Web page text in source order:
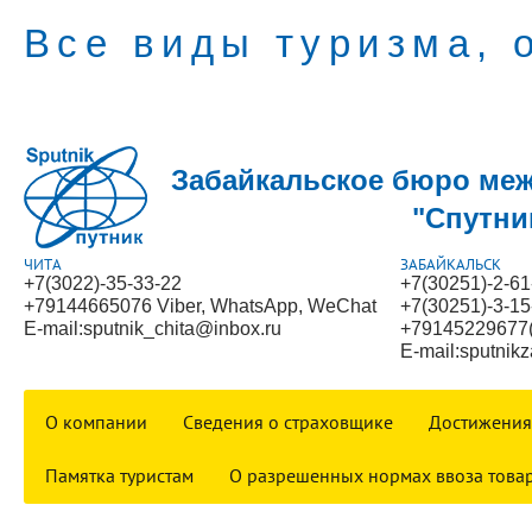
Все виды туризма,
Забайкальское бюро
ЧИТА
+7(3022)-35-33-22
+79144665076 Viber, WhatsApp, WeChat
E-mail:sputnik_chita@inbox.ru
ЗАБАЙКАЛЬСК
+7(30251)-2-
+7(30251)-3-
E-
О компании Сведения о страховщике
Памятка туристам О разрешенных нормах ввоза